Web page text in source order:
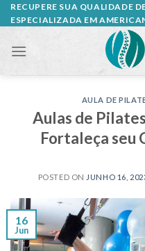
Skip
to
RECUPERE SUA QUALIDADE
ESPECIALIZADA EM
AULA DE
Aulas de
Fortaleça seu
POSTED ON JUNHO 16,
16
Jun